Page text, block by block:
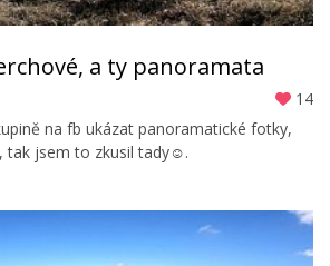
a ty panoramata
14
na fb ukázat panoramatické fotky,
tak jsem to zkusil tady☺️.